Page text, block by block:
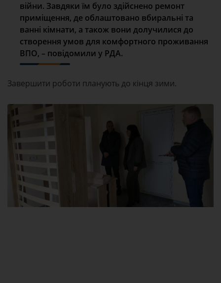
війни. Завдяки їм було здійснено ремонт
приміщення, де облаштовано вбиральні та
ванні кімнати, а також вони долучилися до
створення умов для комфортного проживання
ВПО, – повідомили у РДА.
Завершити роботи планують до кінця зими.